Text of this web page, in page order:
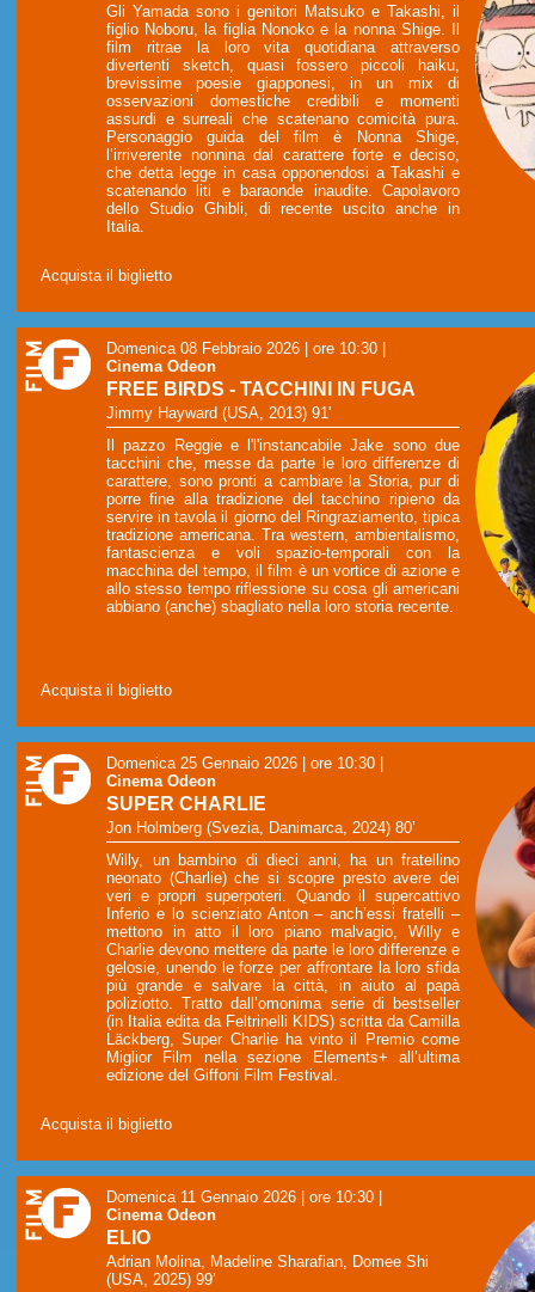
Gli Yamada sono i genitori Matsuko e Takashi, il
figlio Noboru, la figlia Nonoko e la nonna Shige. Il
film ritrae la loro vita quotidiana attraverso
divertenti sketch, quasi fossero piccoli haiku,
brevissime poesie giapponesi, in un mix di
osservazioni domestiche credibili e momenti
assurdi e surreali che scatenano comicità pura.
Personaggio guida del film è Nonna Shige,
l’irriverente nonnina dal carattere forte e deciso,
che detta legge in casa opponendosi a Takashi e
scatenando liti e baraonde inaudite. Capolavoro
dello Studio Ghibli, di recente uscito anche in
Italia.
Acquista il biglietto
Domenica 08 Febbraio 2026 | ore 10:30
Cinema Odeon
FREE BIRDS - TACCHINI IN FUGA
Jimmy Hayward (USA, 2013) 91'
Il pazzo Reggie e l'l'instancabile Jake sono due
tacchini che, messe da parte le loro differenze di
carattere, sono pronti a cambiare la Storia, pur di
porre fine alla tradizione del tacchino ripieno da
servire in tavola il giorno del Ringraziamento, tipica
tradizione americana. Tra western, ambientalismo,
fantascienza e voli spazio-temporali con la
macchina del tempo, il film è un vortice di azione e
allo stesso tempo riflessione su cosa gli americani
abbiano (anche) sbagliato nella loro storia recente.
Acquista il biglietto
Domenica 25 Gennaio 2026 | ore 10:30
Cinema Odeon
SUPER CHARLIE
Jon Holmberg (Svezia, Danimarca, 2024) 80’
Willy, un bambino di dieci anni, ha un fratellino
neonato (Charlie) che si scopre presto avere dei
veri e propri superpoteri. Quando il supercattivo
Inferio e lo scienziato Anton – anch’essi fratelli –
mettono in atto il loro piano malvagio, Willy e
Charlie devono mettere da parte le loro differenze e
gelosie, unendo le forze per affrontare la loro sfida
più grande e salvare la città, in aiuto al papà
poliziotto. Tratto dall’omonima serie di bestseller
(in Italia edita da Feltrinelli KIDS) scritta da Camilla
Läckberg, Super Charlie ha vinto il Premio come
Miglior Film nella sezione Elements+ all’ultima
edizione del Giffoni Film Festival.
Acquista il biglietto
Domenica 11 Gennaio 2026 | ore 10:30
Cinema Odeon
ELIO
Adrian Molina, Madeline Sharafian, Domee Shi
(USA, 2025) 99’